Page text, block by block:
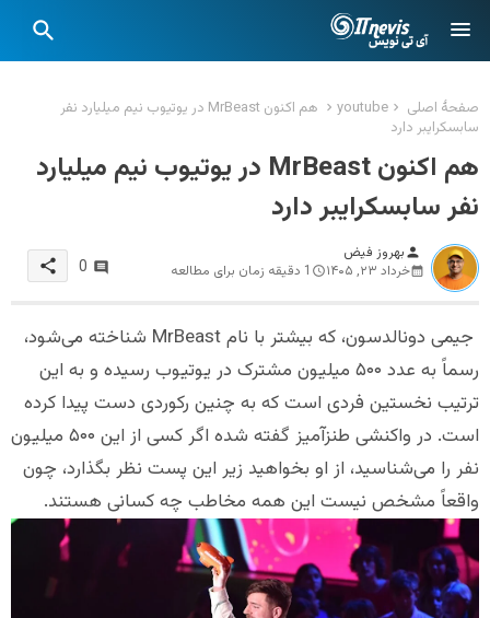
صفحهٔ اصلی youtube
هم اکنون MrBeast در یوتیوب نیم میلیارد نفر
سابسکرایبر دارد
هم اکنون MrBeast در یوتیوب نیم میلیارد
نفر سابسکرایبر دارد
person بهروز فیض
خرداد ۲۳, ۱۴۰۵
1 دقیقه زمان برای مطالعه 0
share
جیمی دونالدسون، که بیشتر با نام MrBeast شناخته می‌شود،
رسماً به عدد ۵۰۰ میلیون مشترک در یوتیوب رسیده و به این
ترتیب نخستین فردی است که به چنین رکوردی دست پیدا کرده
است. در واکنشی طنزآمیز گفته شده اگر کسی از این ۵۰۰ میلیون
نفر را می‌شناسید، از او بخواهید زیر این پست نظر بگذارد، چون
واقعاً مشخص نیست این همه مخاطب چه کسانی هستند.